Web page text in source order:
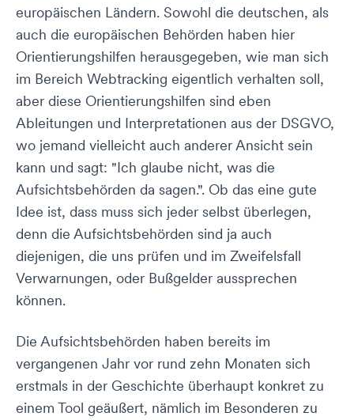
europäischen Ländern. Sowohl die deutschen, als
auch die europäischen Behörden haben hier
Orientierungshilfen herausgegeben, wie man sich
im Bereich Webtracking eigentlich verhalten soll,
aber diese Orientierungshilfen sind eben
Ableitungen und Interpretationen aus der DSGVO,
wo jemand vielleicht auch anderer Ansicht sein
kann und sagt: "Ich glaube nicht, was die
Aufsichtsbehörden da sagen.". Ob das eine gute
Idee ist, dass muss sich jeder selbst überlegen,
denn die Aufsichtsbehörden sind ja auch
diejenigen, die uns prüfen und im Zweifelsfall
Verwarnungen, oder Bußgelder aussprechen
können.
Die Aufsichtsbehörden haben bereits im
vergangenen Jahr vor rund zehn Monaten sich
erstmals in der Geschichte überhaupt konkret zu
einem Tool geäußert, nämlich im Besonderen zu